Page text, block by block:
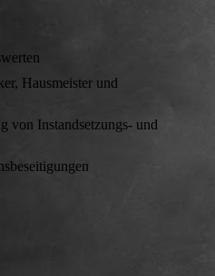
Hausmeister und
von Instandsetzungs- und